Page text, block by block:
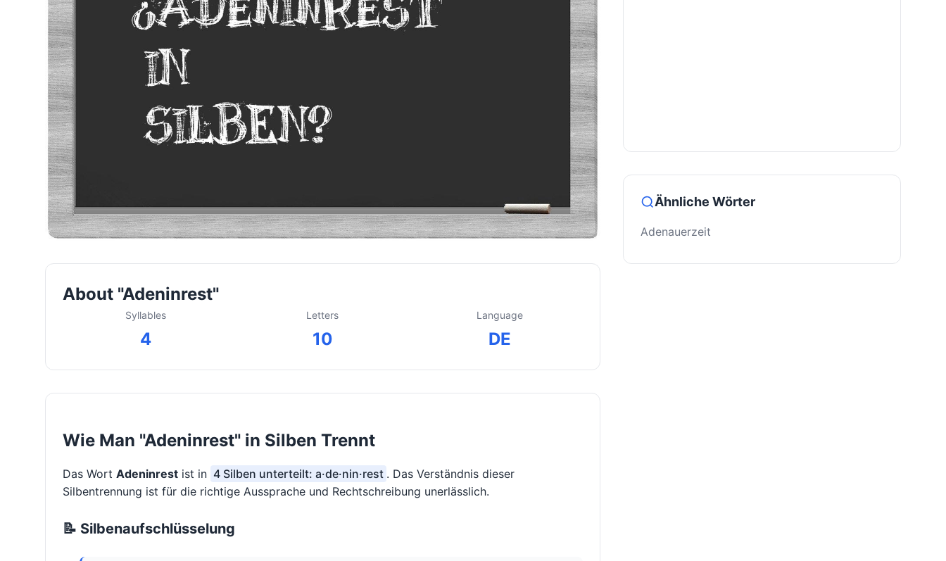
About "Adeninrest"
Syllables
4
Letters
10
Language
DE
Wie Man "Adeninrest" in Silben Trennt
Das Wort Adeninrest ist in 4 Silben unterteilt: a·de·nin·rest . Das Verständnis dieser
Silbentrennung ist für die richtige Aussprache und Rechtschreibung unerlässlich.
📝 Silbenaufschlüsselung
Ähnliche Wörter
Adenauerzeit